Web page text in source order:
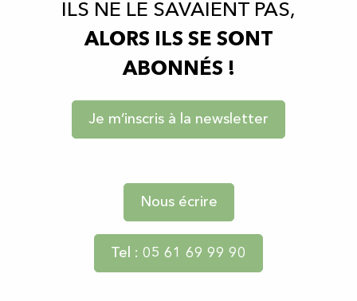
ILS NE LE SAVAIENT PAS,
ALORS ILS SE SONT
ABONNÉS !
Je m’inscris à la newsletter
Nous écrire
Tel : 05 61 69 99 90